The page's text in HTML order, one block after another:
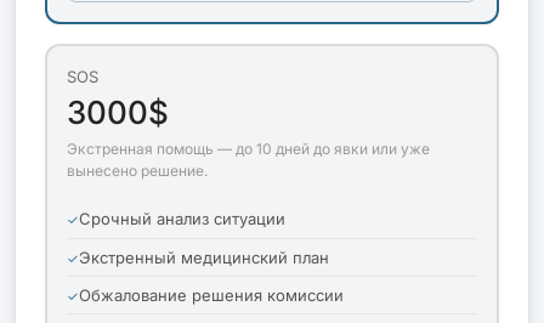
SOS
3000$
Экстренная помощь — до 10 дней до явки или уже
вынесено решение.
Срочный анализ ситуации
Экстренный медицинский план
Обжалование решения комиссии